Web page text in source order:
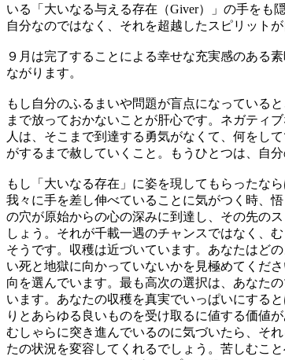
いる「大いなる与える存在（Giver）」の手をも
自分なのではなく、それを超越したスピリット
９月は完了することによる幸せな充実感のある
ながります。
もし自分のふるまいや問題が盲点になっている
まで放っておかないことが肝心です。ネガティ
人は、そこまで到達する勇気がなくて、何をし
がするまで赦していくこと。もうひとつは、
もし「大いなる存在」に姿を現してもらったな
我々に手を差し伸べていることに気がつく時、
の穴が原始からの心の深みに到達し、その先の
しょう。それが千載一遇のチャンスではなく
そうです。収穫は近づいています。あなたはど
い死と地獄に向かっていないかを見極めてくだ
向を選んでいます。最も高次の選択は、あなた
います。あなたの収穫を真実でいっぱいにする
りとあらゆる良いものを受け取るに値する価値
むしゃらに突き進んでいるのに気づいたら、そ
たの状況を変容してくれるでしょう。苦しむこ